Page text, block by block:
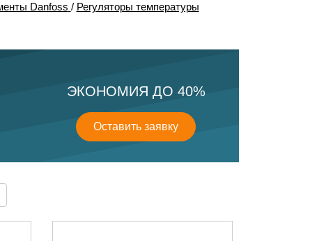
Danfoss / Регуляторы температуры
ЭКОНОМИЯ ДО 40%
Оставить заявку